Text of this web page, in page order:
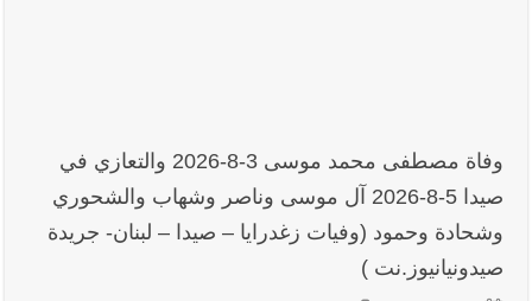
وفاة مصطفى محمد موسى 3-8-2026 والتعازي في
صيدا 5-8-2026 آل موسى وناصر وشهاب والشحوري
وشحادة وحمود (وفيات زغدرايا – صيدا – لبنان- جريدة
صيدونيانيوز.نت )